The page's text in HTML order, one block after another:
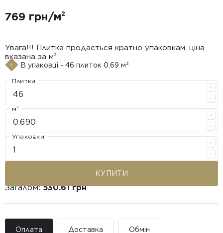
769 грн/м²
Увага!!! Плитка продається кратно упаковкам, ціна
вказана за м²
В упаковці - 46 плиток 0.69 м²
Плитки
м²
Упаковки
КУПИТИ
Загалом:530.61 грн
Оплата Доставка Обмін